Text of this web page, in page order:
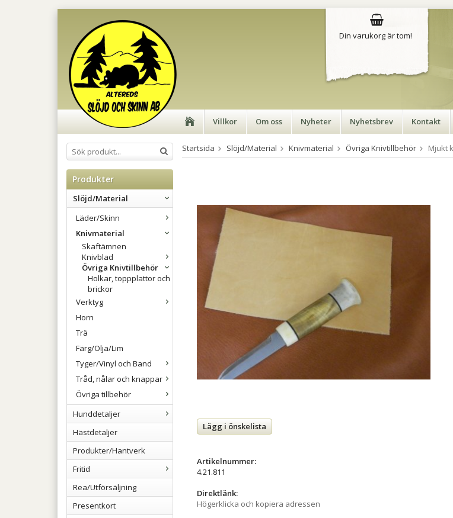
Din varukorg är tom!
Villkor Om oss Nyheter Nyhetsbrev Kontakt
Produkter
Slöjd/Material
Läder/Skinn
Knivmaterial
Skaftämnen
Knivblad
Övriga Knivtillbehör
Holkar, toppplattor och
brickor
Verktyg
Horn
Trä
Färg/Olja/Lim
Tyger/Vinyl och Band
Tråd, nålar och knappar
Övriga tillbehör
Hunddetaljer
Hästdetaljer
Produkter/Hantverk
Fritid
Rea/Utförsäljning
Presentkort
Startsida Slöjd/Material Knivmaterial Övriga Knivtillbehör Mjukt
Lägg i önskelista
Artikelnummer:
4.21.811
Direktlänk:
Högerklicka och kopiera adressen